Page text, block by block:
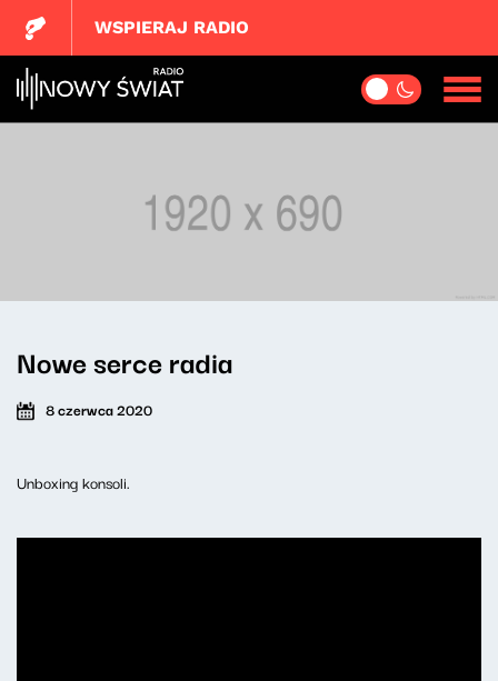
WSPIERAJ RADIO
Nowe serce radia
8 czerwca 2020
Unboxing konsoli.